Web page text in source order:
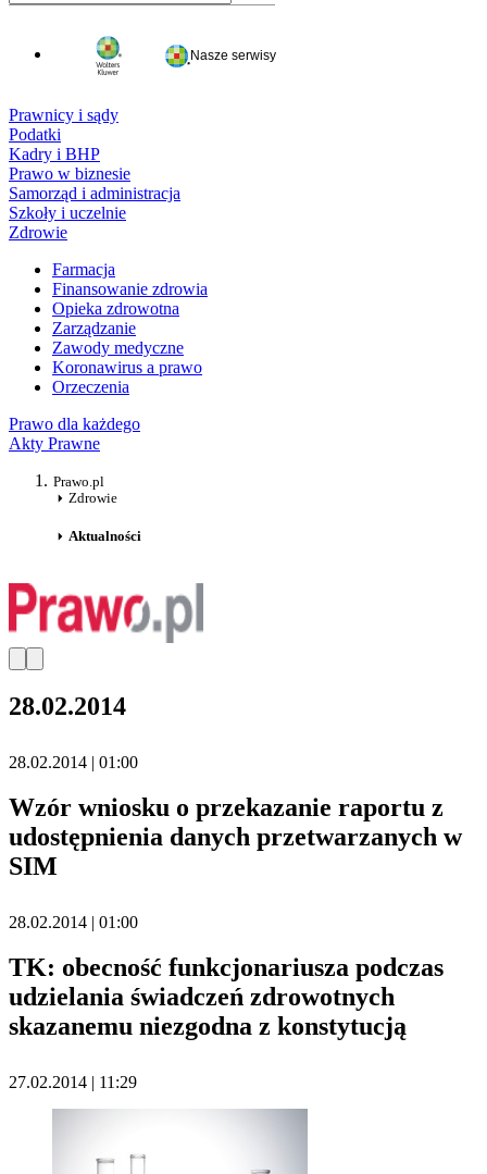
Nasze serwisy
Prawnicy i sądy
Podatki
Kadry i BHP
Prawo w biznesie
Samorząd i administracja
Szkoły i uczelnie
Zdrowie
Farmacja
Finansowanie zdrowia
Opieka zdrowotna
Zarządzanie
Zawody medyczne
Koronawirus a prawo
Orzeczenia
Prawo dla każdego
Akty Prawne
Prawo.pl
Zdrowie
Aktualności
28.02.2014
28.02.2014 | 01:00
Wzór wniosku o przekazanie raportu z
udostępnienia danych przetwarzanych w
SIM
28.02.2014 | 01:00
TK: obecność funkcjonariusza podczas
udzielania świadczeń zdrowotnych
skazanemu niezgodna z konstytucją
27.02.2014 | 11:29